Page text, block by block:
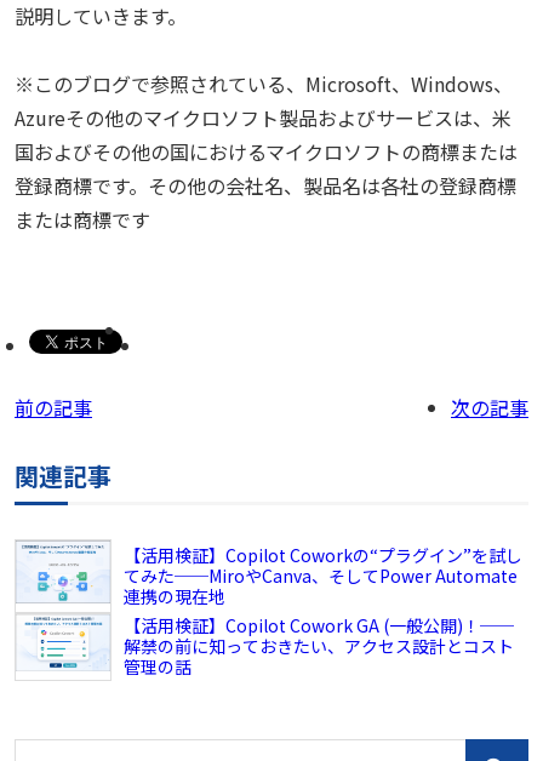
説明していきます。
※このブログで参照されている、Microsoft、Windows、
Azureその他のマイクロソフト製品およびサービスは、米
国およびその他の国におけるマイクロソフトの商標または
登録商標です。その他の会社名、製品名は各社の登録商標
または商標です
前の記事 次の記事
関連記事
【活用検証】Copilot Coworkの“プラグイン”を試し
てみた──MiroやCanva、そしてPower Automate
連携の現在地
【活用検証】Copilot Cowork GA (一般公開)！──
解禁の前に知っておきたい、アクセス設計とコスト
管理の話